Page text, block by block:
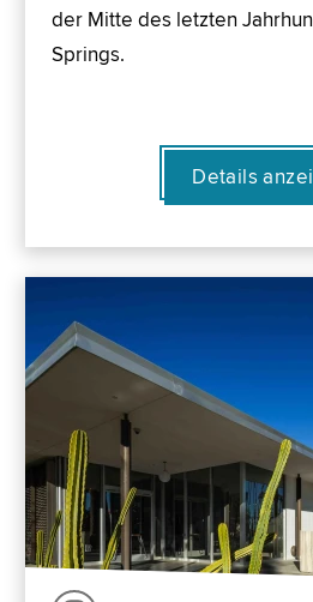
der Mitte des letzten
Springs.
Details